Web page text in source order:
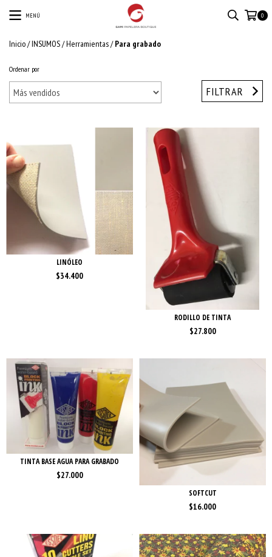
MENÚ 0
Inicio/INSUMOS/Herramientas/ Para grabado
Ordenar por
FILTRAR
LINÓLEO
$34.400
RODILLO DE TINTA
$27.800
TINTA BASE AGUA PARA GRABADO
$27.000
SOFTCUT
$16.000